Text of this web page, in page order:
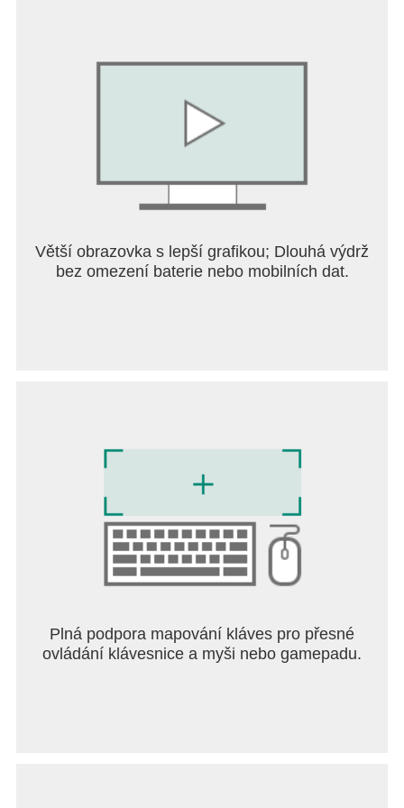
společníky Kočičích rytířů!
Skiny nejsou jen kosmetické – odemkněte
bonusové efekty a podpořte svůj růst!
Oficiální Discord: https://discord.gg/uD3QAGRWUj
Větší obrazovka s lepší grafikou; Dlouhá výdrž
bez omezení baterie nebo mobilních dat.
Plná podpora mapování kláves pro přesné
ovládání klávesnice a myši nebo gamepadu.